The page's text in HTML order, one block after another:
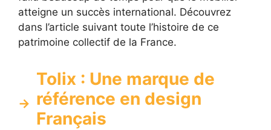
atteigne un succès international. Découvrez
dans l’article suivant toute l’histoire de ce
patrimoine collectif de la France.
Tolix : Une marque de
référence en design
Français